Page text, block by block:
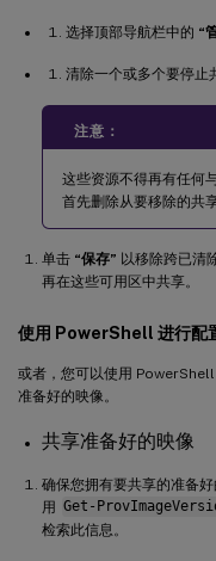
选择顶部导航栏中的 “
清除一个或多个要停止
注意：
这些资源不得再有任何
首先删除从要移除的共
单击 “保存” 以移除跨已清
再在这些可用区中共享。
使用 PowerShell 进行配
或者，您可以使用
准备好的映像。
共享准备好的映像
确保您拥有要共享的准备
用 Get-
检索此信息。